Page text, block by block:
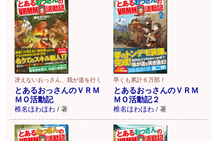
冴えないおっさん、我が道を行く
とあるおっさんのＶＲＭ
ＭＯ活動記
椎名ほわほわ / 著
早くも累計６万部！
とあるおっさんのＶＲＭ
ＭＯ活動記２
椎名ほわほわ / 著